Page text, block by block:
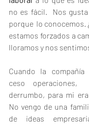
no es fácil.  Nos
porque  lo conocemos.
estamos forzados a
lloramos y nos
Cuando la compañía
ceso
derrumbo, para mi
No vengo de una
de ideas